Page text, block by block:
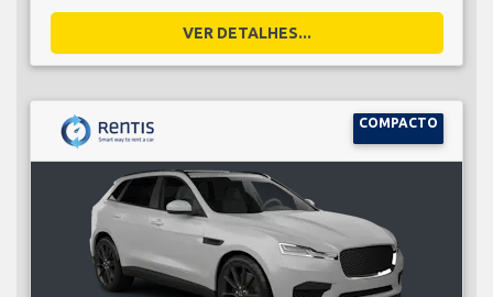
VER DETALHES...
COMPACTO